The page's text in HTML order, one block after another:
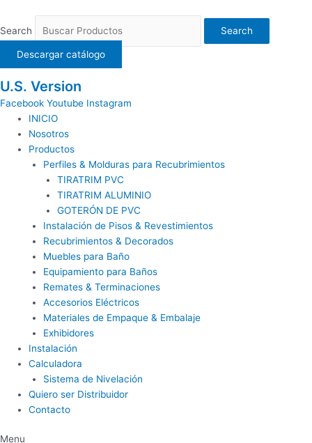
contenido
Search Search
Descargar catálogo
U.S. Version
Facebook Youtube Instagram
INICIO
Nosotros
Productos
Perfiles & Molduras para Recubrimientos
TIRATRIM PVC
TIRATRIM ALUMINIO
GOTERÓN DE PVC
Instalación de Pisos & Revestimientos
Recubrimientos & Decorados
Muebles para Baño
Equipamiento para Baños
Remates & Terminaciones
Accesorios Eléctricos
Materiales de Empaque & Embalaje
Exhibidores
Instalación
Calculadora
Sistema de Nivelación
Quiero ser Distribuidor
Contacto
Menu